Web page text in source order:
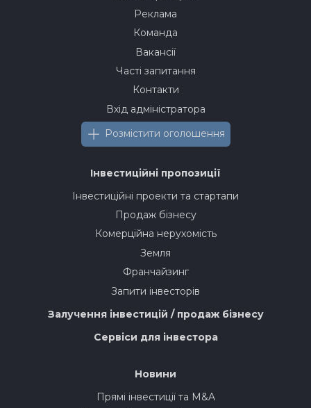
Реклама
Команда
Вакансії
Часті запитання
Контакти
Вхід адміністратора
Розмістити оголошення
Інвестиційні пропозиції
Інвестиційні проекти та стартапи
Продаж бізнесу
Комерційна нерухомість
Земля
Франчайзинг
Запити інвесторів
Залучення інвестицій / продаж бізнесу
Сервіси для інвестора
Новини
Прямі інвестиції та M&A